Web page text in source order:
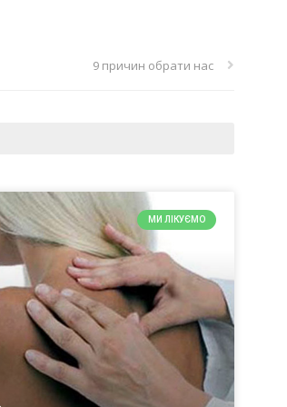
9 причин обрати нас
МИ ЛІКУЄМО